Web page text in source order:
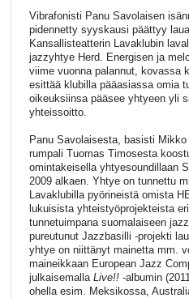
Vibrafonisti Panu Savolaisen
pidennetty syyskausi päättyy
Kansallisteatterin Lavaklubin
jazzyhtye Herd. Energisen ja
viime vuonna palannut, kovassa
esittää klubilla pääasiassa omia
oikeuksiinsa pääsee yhtyeen yli
yhteissoitto.
Panu Savolaisesta, basisti
rumpali Tuomas Timosesta
omintakeisella yhtyesoundillaan
2009 alkaen. Yhtye on tunnettu
Lavaklubilla pyörineistä omista
lukuisista yhteistyöprojekteista
tunnetuimpana suomalaiseen
pureutunut Jazzbasilli -projekti
yhtye on niittänyt mainetta mm.
maineikkaan European Jazz
julkaisemalla Live!! -albumin
ohella esim. Meksikossa,